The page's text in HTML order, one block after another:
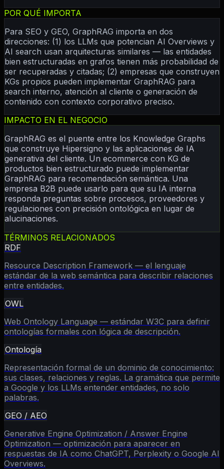
POR QUÉ IMPORTA
Para SEO y GEO, GraphRAG importa en dos
direcciones: (1) los LLMs que potencian AI Overviews y
AI search usan arquitecturas similares — las entidades
bien estructuradas en grafos tienen más probabilidad de
ser recuperadas y citadas; (2) empresas que construyen
KGs propios pueden implementar GraphRAG para
search interno, atención al cliente o generación de
contenido con contexto corporativo preciso.
IMPACTO EN EL NEGOCIO
GraphRAG es el puente entre los Knowledge Graphs
que construye Hipersigno y las aplicaciones de IA
generativa del cliente. Un ecommerce con KG de
productos bien estructurado puede implementar
GraphRAG para recomendación semántica. Una
empresa B2B puede usarlo para que su IA interna
responda preguntas sobre procesos, proveedores y
regulaciones con precisión ontológica en lugar de
alucinaciones.
TÉRMINOS RELACIONADOS
RDF
Resource Description Framework — el lenguaje
estándar de la web semántica para describir relaciones
entre entidades.
OWL
Web Ontology Language — estándar W3C para definir
ontologías formales con lógica de descripción.
Ontología
Representación formal de un dominio de conocimiento:
sus clases, relaciones y reglas. La gramática que permite
a Google y los LLMs entender entidades, no solo
palabras.
GEO / AEO
Generative Engine Optimization / Answer Engine
Optimization — optimización para aparecer en
respuestas de IA como ChatGPT, Perplexity o Google AI
Overviews.